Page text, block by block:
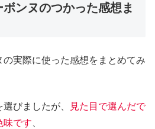
ンヌのつかった感想ま
実際に使った感想をまとめてみ
びましたが、
見た目で選んだで
味です